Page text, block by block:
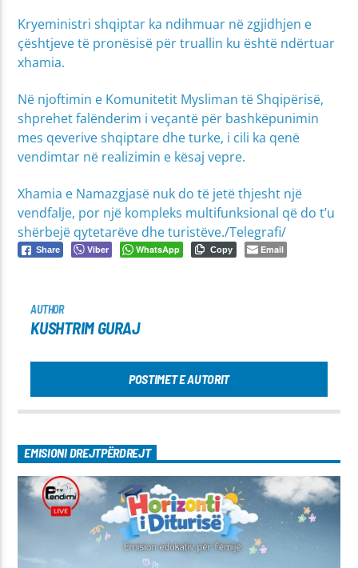
Kryeministri shqiptar ka ndihmuar në zgjidhjen e
çështjeve të pronësisë për truallin ku është ndërtuar
xhamia.
Në njoftimin e Komunitetit Mysliman të Shqipërisë,
shprehet falënderim i veçantë për bashkëpunimin
mes qeverive shqiptare dhe turke, i cili ka qenë
vendimtar në realizimin e kësaj vepre.
Xhamia e Namazgjasë nuk do të jetë thjesht një
vendfalje, por një kompleks multifunksional që do t’u
shërbejë qytetarëve dhe turistëve./Telegrafi/
Share Viber WhatsApp Copy Email
AUTHOR
KUSHTRIM GURAJ
POSTIMET E AUTORIT
EMISIONI DREJTPËRDREJT